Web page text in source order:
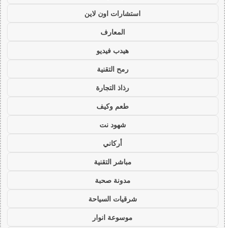
استشارات اون لاين
المعارف
هيدب فيديو
رمح التقنية
رذاذ التجارة
طعم وكيف
شهود نت
أركاني
مباشر التقنية
مدونة صحبة
شرقيات السياحة
موسوعة انوار